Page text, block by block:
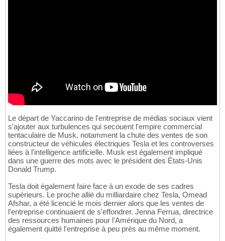
Le départ de Yaccarino de l'entreprise de médias sociaux vient
s'ajouter aux turbulences qui secouent l'empire commercial
tentaculaire de Musk, notamment la chute des ventes de son
constructeur de véhicules électriques Tesla et les controverses
liées à l'intelligence artificielle. Musk est également impliqué
dans une guerre des mots avec le président des États-Unis
Donald Trump.
Tesla doit également faire face à un exode de ses cadres
supérieurs. Le proche allié du milliardaire chez Tesla, Omead
Afshar, a été licencié le mois dernier alors que les ventes de
l'entreprise continuaient de s'effondrer. Jenna Ferrua, directrice
des ressources humaines pour l'Amérique du Nord, a
également quitté l'entreprise à peu près au même moment.